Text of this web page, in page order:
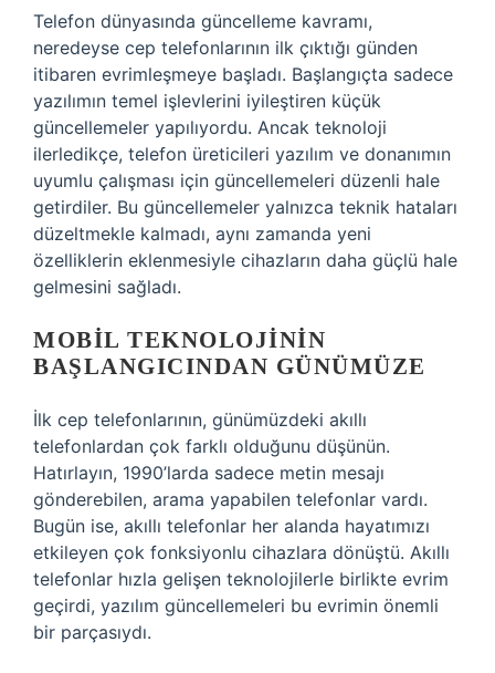
Telefon dünyasında güncelleme kavramı,
neredeyse cep telefonlarının ilk çıktığı günden
itibaren evrimleşmeye başladı. Başlangıçta sadece
yazılımın temel işlevlerini iyileştiren küçük
güncellemeler yapılıyordu. Ancak teknoloji
ilerledikçe, telefon üreticileri yazılım ve donanımın
uyumlu çalışması için güncellemeleri düzenli hale
getirdiler. Bu güncellemeler yalnızca teknik hataları
düzeltmekle kalmadı, aynı zamanda yeni
özelliklerin eklenmesiyle cihazların daha güçlü hale
gelmesini sağladı.
MOBIL TEKNOLOJININ
BAŞLANGICINDAN GÜNÜMÜZE
İlk cep telefonlarının, günümüzdeki akıllı
telefonlardan çok farklı olduğunu düşünün.
Hatırlayın, 1990’larda sadece metin mesajı
gönderebilen, arama yapabilen telefonlar vardı.
Bugün ise, akıllı telefonlar her alanda hayatımızı
etkileyen çok fonksiyonlu cihazlara dönüştü. Akıllı
telefonlar hızla gelişen teknolojilerle birlikte evrim
geçirdi, yazılım güncellemeleri bu evrimin önemli
bir parçasıydı.